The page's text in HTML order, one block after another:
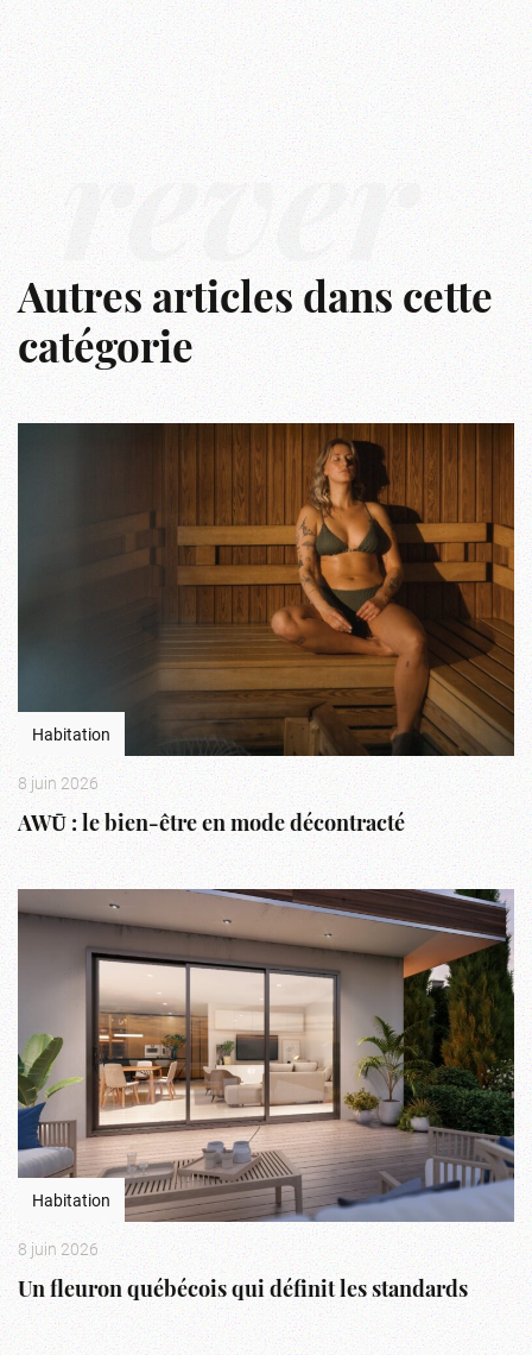
rêver
Autres articles dans cette
catégorie
Habitation
8 juin 2026
AWŪ : le bien-être en mode décontracté
Habitation
8 juin 2026
Un fleuron québécois qui définit les standards